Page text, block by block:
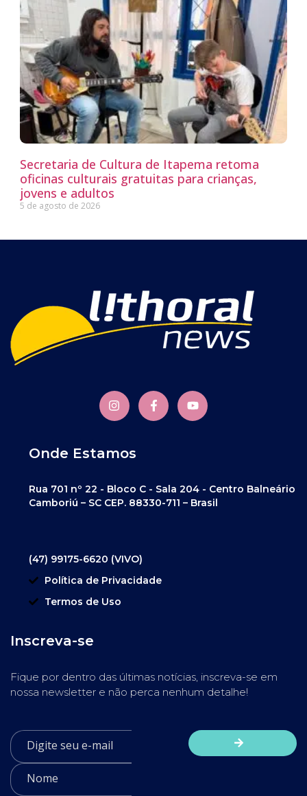
Secretaria de Cultura de Itapema retoma
oficinas culturais gratuitas para crianças,
jovens e adultos
5 de agosto de 2026
Onde Estamos
Rua 701 nº 22 - Bloco C - Sala 204 - Centro Balneário
Camboriú – SC CEP. 88330-711 – Brasil
(47) 99175-6620 (VIVO)
Política de Privacidade
Termos de Uso
Inscreva-se
Fique por dentro das últimas notícias, inscreva-se em
nossa newsletter e não perca nenhum detalhe!